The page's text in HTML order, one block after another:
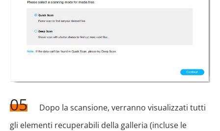
05
Dopo la scansione, verranno visualizzati tutti
gli elementi recuperabili della galleria (incluse le